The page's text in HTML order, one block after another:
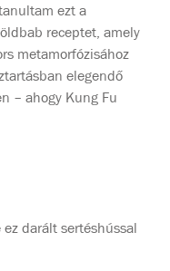
ezt a
receptet, amely
metamorfózisához
elegendő
– ahogy Kung Fu
darált sertéshússal